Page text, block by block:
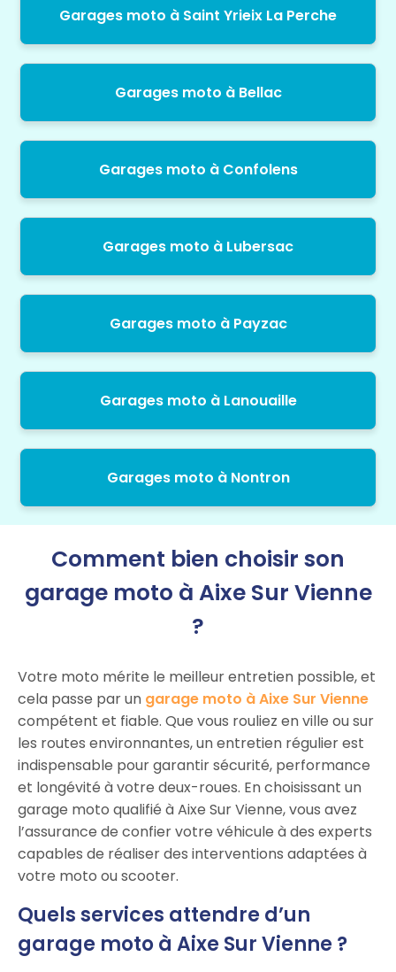
Garages moto à Saint Yrieix La Perche
Garages moto à Bellac
Garages moto à Confolens
Garages moto à Lubersac
Garages moto à Payzac
Garages moto à Lanouaille
Garages moto à Nontron
Comment bien choisir son
garage moto à Aixe Sur Vienne
?
Votre moto mérite le meilleur entretien possible, et
cela passe par un garage moto à Aixe Sur Vienne
compétent et fiable. Que vous rouliez en ville ou sur
les routes environnantes, un entretien régulier est
indispensable pour garantir sécurité, performance
et longévité à votre deux-roues. En choisissant un
garage moto qualifié à Aixe Sur Vienne, vous avez
l’assurance de confier votre véhicule à des experts
capables de réaliser des interventions adaptées à
votre moto ou scooter.
Quels services attendre d’un
garage moto à Aixe Sur Vienne ?